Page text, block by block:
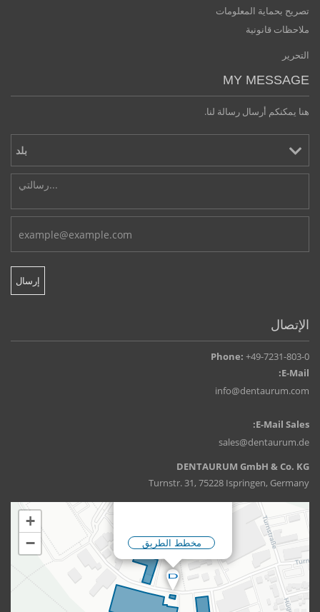
تصريح بحماية المعلومات
ملاحظات قانونية
التحرير
MY MESSAGE
هنا يمكنكم أرسال رسالة لنا.
الإتصال
Phone: +49-7231-803-0
E-Mail:
info@dentaurum.com
E-Mail Sales:
sales@dentaurum.de
DENTAURUM GmbH & Co. KG
Turnstr. 31, 75228 Ispringen, Germany